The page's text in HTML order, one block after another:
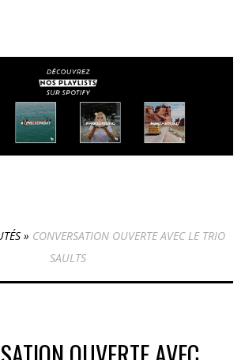
» CONVERSATION OUVERTE AVEC LE TRIO
SAULTS